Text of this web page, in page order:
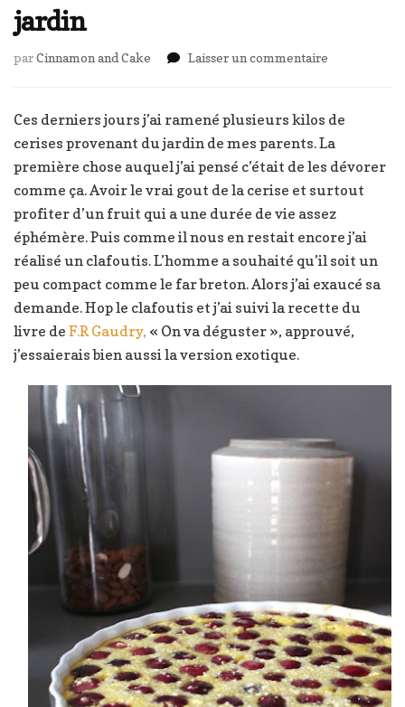
jardin
parCinnamon and Cake Laisser un commentaire
aux
du
jardin
Ces derniers jours j’ai ramené plusieurs kilos de
cerises provenant du jardin de mes parents. La
première chose auquel j’ai pensé c’était de les dévorer
comme ça. Avoir le vrai gout de la cerise et surtout
profiter d’un fruit qui a une durée de vie assez
éphémère. Puis comme il nous en restait encore j’ai
réalisé un clafoutis. L’homme a souhaité qu’il soit un
peu compact comme le far breton. Alors j’ai exaucé sa
demande. Hop le clafoutis et j’ai suivi la recette du
livre de F.R Gaudry, « On va déguster », approuvé,
j’essaierais bien aussi la version exotique.